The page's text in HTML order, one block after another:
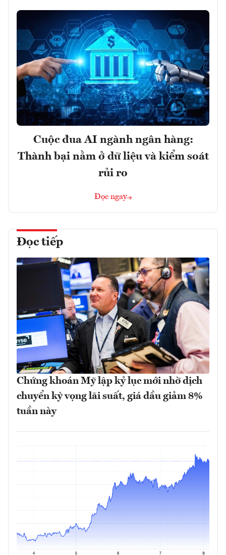
Cuộc đua AI ngành ngân hàng:
Thành bại nằm ở dữ liệu và kiểm soát
rủi ro
Đọc ngay
Đọc tiếp
Chứng khoán Mỹ lập kỷ lục mới nhờ dịch
chuyển kỳ vọng lãi suất, giá dầu giảm 8%
tuần này